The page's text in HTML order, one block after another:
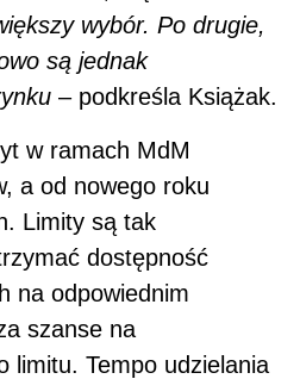
wybór. Po drugie,
są jednak
– podkreśla Książak.
w ramach MdM
a od nowego roku
Limity są tak
dostępność
na odpowiednim
szanse na
limitu. Tempo udzielania